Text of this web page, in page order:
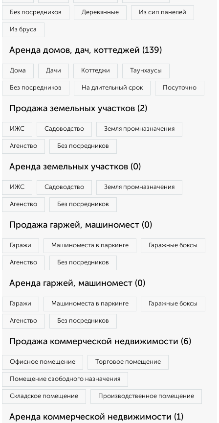
Без посредников Деревянные Из сип панелей
Из бруса
Аренда домов, дач, коттеджей (139)
Дома Дачи Коттеджи Таунхаусы
Без посредников На длительный срок Посуточно
Продажа земельных участков (2)
ИЖС Садоводство Земля промназначения
Агенство Без посредников
Аренда земельных участков (0)
ИЖС Садоводство Земля промназначения
Агенство Без посредников
Продажа гаржей, машиномест (0)
Гаражи Машиноместа в паркинге Гаражные боксы
Агенство Без посредников
Аренда гаржей, машиномест (0)
Гаражи Машиноместа в паркинге Гаражные боксы
Агенство Без посредников
Продажа коммерческой недвижимости (6)
Офисное помещение Торговое помещение
Помещение свободного назначения
Складское помещение Производственное помещение
Аренда коммерческой недвижимости (1)